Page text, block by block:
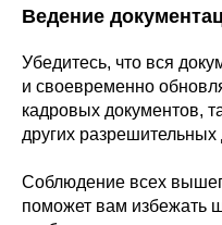
Ведение
Убедитесь, что вся
и своевременно
кадровых документов,
других разрешительных
Соблюдение всех
поможет вам избежать